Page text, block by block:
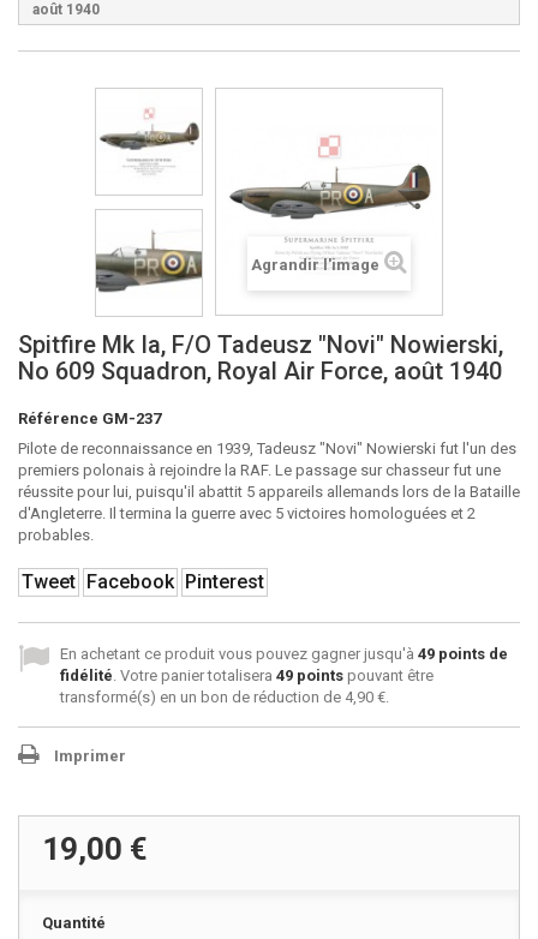
août 1940
Agrandir l'image
Spitfire Mk Ia, F/O Tadeusz "Novi" Nowierski,
No 609 Squadron, Royal Air Force, août 1940
Référence GM-237
Pilote de reconnaissance en 1939, Tadeusz "Novi" Nowierski fut l'un des
premiers polonais à rejoindre la RAF. Le passage sur chasseur fut une
réussite pour lui, puisqu'il abattit 5 appareils allemands lors de la Bataille
d'Angleterre. Il termina la guerre avec 5 victoires homologuées et 2
probables.
Tweet Facebook Pinterest
En achetant ce produit vous pouvez gagner jusqu'à 49 points de
fidélité. Votre panier totalisera 49 points pouvant être
transformé(s) en un bon de réduction de 4,90 €.
Imprimer
19,00 €
Quantité